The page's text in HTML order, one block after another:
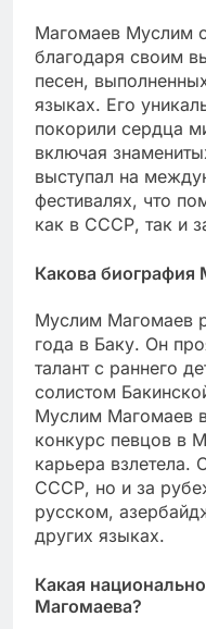
Магомаев Муслим
благодаря своим
песен,
языках. Его
покорили сердца
включая
выступал на
фестивалях, что
как в СССР, так и
Какова
Муслим Магомаев
года в Баку. Он
талант с раннего
солистом
Муслим Магомаев
конкурс певцов в
карьера взлетела.
СССР, но и за
русском,
других языках.
Какая
Магомаева?